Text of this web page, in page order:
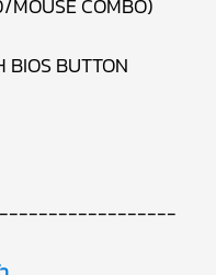
MOUSE COMBO)
BIOS BUTTON